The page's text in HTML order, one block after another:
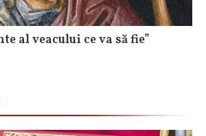
al veacului ce va să fie”